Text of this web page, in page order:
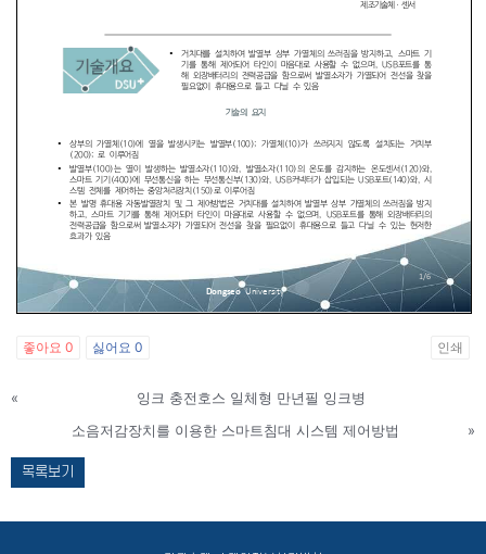
좋아요 0 싫어요 0 인쇄
«
잉크 충전호스 일체형 만년필 잉크병
소음저감장치를 이용한 스마트침대 시스템 제어방법
»
목록보기